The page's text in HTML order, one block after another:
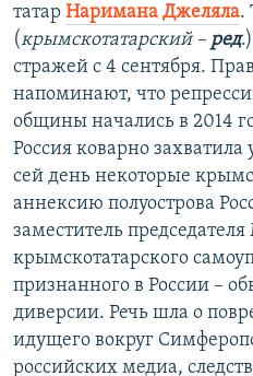
татар Наримана Джеляла.
(крымскотатарский – ред
стражей с 4 сентября.
напоминают, что
общины начались в 2014
Россия коварно
сей день некоторые
аннексию полуострова
заместитель
крымскотатарского
признанного в России –
диверсии. Речь шла о
идущего вокруг
российских медиа,